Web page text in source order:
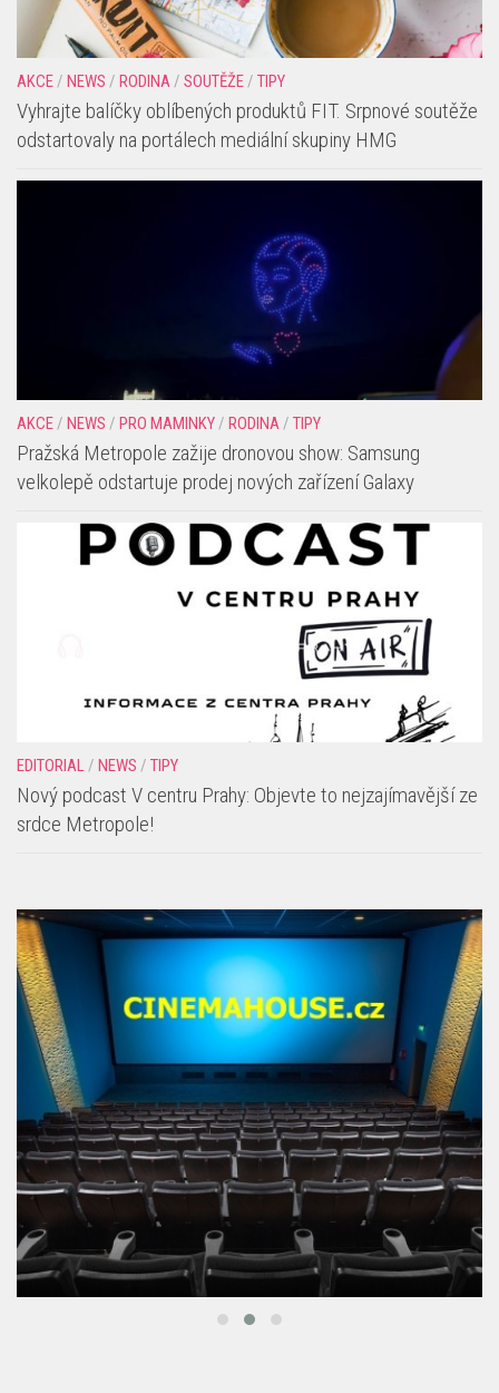
AKCE/ NEWS / RODINA/ SOUTĚŽE/ TIPY
Vyhrajte balíčky oblíbených produktů FIT. Srpnové soutěže
odstartovaly na portálech mediální skupiny HMG
AKCE/ NEWS / PRO MAMINKY/ RODINA/ TIPY
Pražská Metropole zažije dronovou show: Samsung
velkolepě odstartuje prodej nových zařízení Galaxy
EDITORIAL/ NEWS / TIPY
Nový podcast V centru Prahy: Objevte to nejzajímavější ze
srdce Metropole!